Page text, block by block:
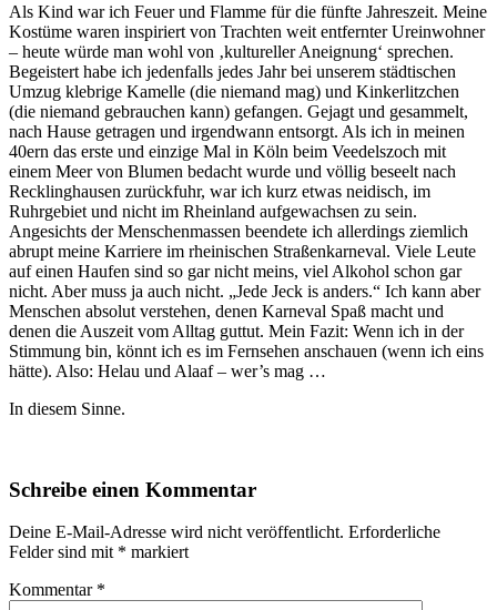
Als Kind war ich Feuer und Flamme für die fünfte Jahreszeit. Meine
Kostüme waren inspiriert von Trachten weit entfernter Ureinwohner
– heute würde man wohl von ‚kultureller Aneignung‘ sprechen.
Begeistert habe ich jedenfalls jedes Jahr bei unserem städtischen
Umzug klebrige Kamelle (die niemand mag) und Kinkerlitzchen
(die niemand gebrauchen kann) gefangen. Gejagt und gesammelt,
nach Hause getragen und irgendwann entsorgt. Als ich in meinen
40ern das erste und einzige Mal in Köln beim Veedelszoch mit
einem Meer von Blumen bedacht wurde und völlig beseelt nach
Recklinghausen zurückfuhr, war ich kurz etwas neidisch, im
Ruhrgebiet und nicht im Rheinland aufgewachsen zu sein.
Angesichts der Menschenmassen beendete ich allerdings ziemlich
abrupt meine Karriere im rheinischen Straßenkarneval. Viele Leute
auf einen Haufen sind so gar nicht meins, viel Alkohol schon gar
nicht. Aber muss ja auch nicht. „Jede Jeck is anders.“ Ich kann aber
Menschen absolut verstehen, denen Karneval Spaß macht und
denen die Auszeit vom Alltag guttut. Mein Fazit: Wenn ich in der
Stimmung bin, könnt ich es im Fernsehen anschauen (wenn ich eins
hätte). Also: Helau und Alaaf – wer’s mag …
In diesem Sinne.
Schreibe einen Kommentar
Deine E-Mail-Adresse wird nicht veröffentlicht. Erforderliche
Felder sind mit * markiert
Kommentar *